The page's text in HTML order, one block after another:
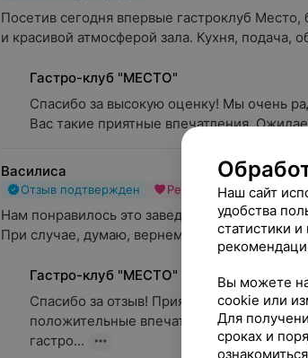
Посетив сегодня впервые гастроклуб
и красивой атмосферой зала. Кухня, подача,
Гастро-клуб "МЕСТО"
Спасибо за высокую оценку! Мы очень
Вас такие приятные впечатления.
Василиса
Отзыв подтвержден Рекомендую
Нам понравилось это заведение! Хорошее
При случае, думаю, вернемся сюда)
Гастро-клуб "МЕСТО"
Спасибо за отзыв! Приятно слышать, что
положительные впечатления. Ждем вас
гастро...
Наш сайт
удобства
статистики
Вы можете
cookie или
Для
сроках и